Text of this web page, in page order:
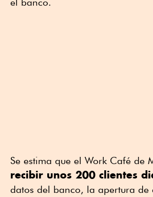
Se estima que el Work Café de
recibir unos 200 clientes
datos del banco, la apertura de